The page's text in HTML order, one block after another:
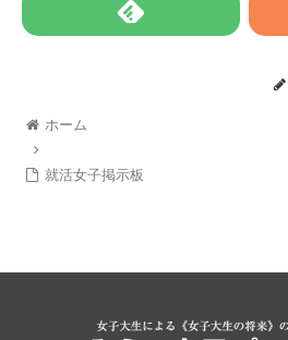
ホーム
就活女子掲示板